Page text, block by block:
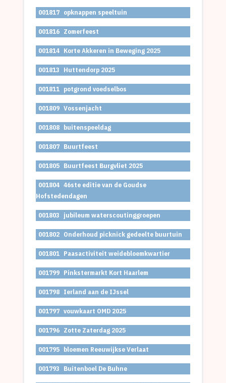
001817 opknappen speeltuin
001816 Zomerfeest
001814 Korte Akkeren in Beweging 2025
001813 Huttendorp 2025
001811 potgrond voedselbos
001809 Vossenjacht
001808 buitenspeeldag
001807 Buurtfeest
001805 Buurtfeest Burgvliet 2025
001804 46ste editie van de Goudse
Hofstedendagen
001803 jubileum waterscoutinggroepen
001802 Onderhoud picknick gedeelte buurtuin
001801 Paasactiviteit weidebloemkwartier
001799 Pinkstermarkt Kort Haarlem
001798 Ierland aan de IJssel
001797 vouwkaart OMD 2025
001796 Zotte Zaterdag 2025
001795 bloemen Reeuwijkse Verlaat
001793 Buitenboel De Buhne